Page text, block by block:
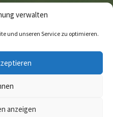
verwalten
und unseren Service zu optimieren.
anzeigen
und zählt aktuell 1030
2018.